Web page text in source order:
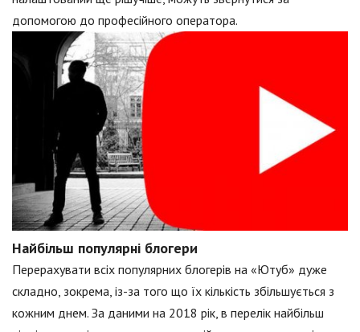
допомогою до професійного оператора.
Найбільш популярні блогери
Перерахувати всіх популярних блогерів на «Ютуб» дуже
складно, зокрема, із-за того що їх кількість збільшується з
кожним днем. За даними на 2018 рік, в перелік найбільш